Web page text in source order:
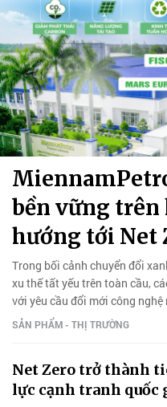
bền vững
hướng tới Net
Trong bối cảnh chuyển đổi
xu thế tất yếu trên toàn cầu,
với yêu cầu đổi mới công
hình sản xuất thân thiện với
SẢN PHẨM - THỊ TRƯỜNG
Net Zero trở thành
lực cạnh tranh quốc